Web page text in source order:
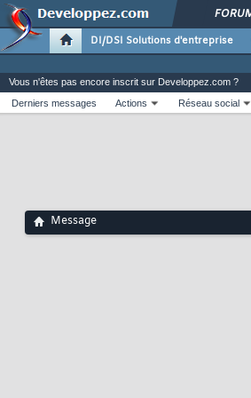
DI/DSI Solutions d'entreprise
Vous n'êtes pas encore inscrit sur Developpez.com ?
Derniers messages
Actions Réseau social
Message